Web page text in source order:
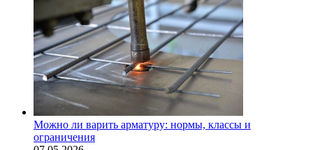
Можно ли варить арматуру: нормы, классы и
ограничения